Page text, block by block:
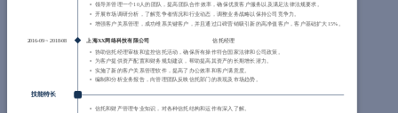
领导并管理一个10人的团队，提高团队合作效率，确保优质客户服务以及满足法律法规要求。
开展市场调研分析，了解竞争者情况和行业动态，调整业务战略以保持公司竞争力。
增强客户关系管理，成功维系关键客户，并且通过口碑营销吸引新的高净值客户，客户基础扩大15%。
2016-09~ 2018-08 上海XX网络科技有限公司 信托经理
协助信托经理审核和监控信托活动，确保所有操作符合国家法律和公司政策。
为客户提供资产配置和财务规划建议，帮助提高其资产的长期增长潜力。
实施了新的客户关系管理软件，提高了办公效率和客户满意度。
编制和分析业务报告，向管理团队反映信托部门的表现及市场趋势。
技能特长
信托和财产管理专业知识，对各种信托结构和运作有深入了解。